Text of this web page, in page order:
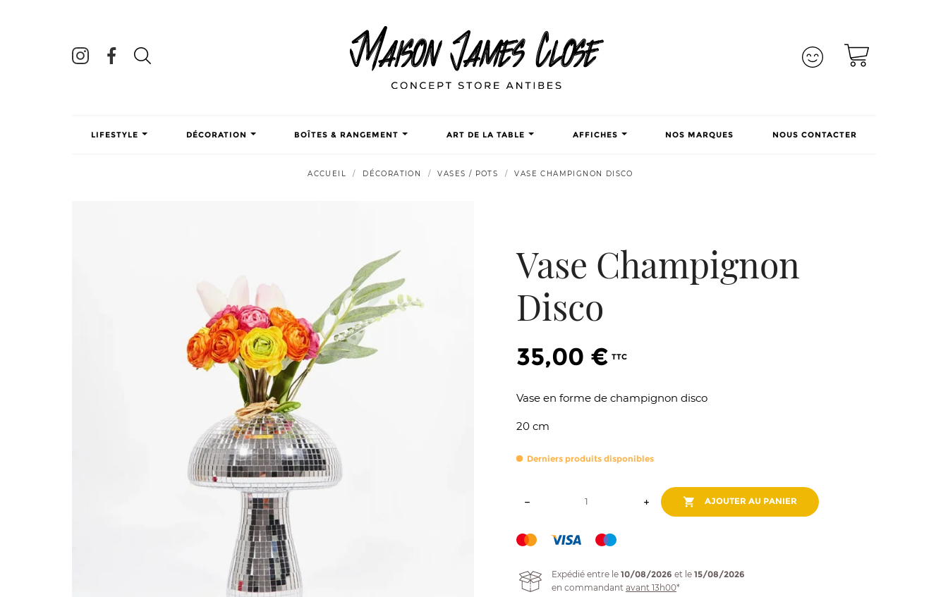
LIFESTYLE DÉCORATION BOÎTES & RANGEMENT ART DE LA TABLE AFFICHES NOS MARQUES NOUS CONTACTER
ACCUEIL DÉCORATION VASES / POTS VASE CHAMPIGNON DISCO
Vase Champignon
Disco
35,00 €
Vase en forme de champignon disco
20 cm
Derniers produits disponibles
 AJOUTER AU PANIER
Expédié entre le 10/08/2026 et le 15/08/2026
en commandant avant 13h00*